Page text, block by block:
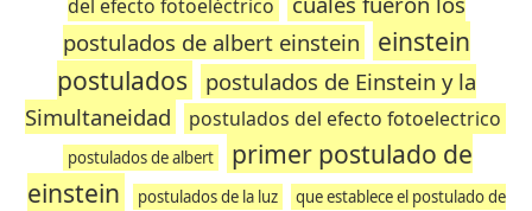
del efecto fotoeléctrico
postulados de albert einstein
einstein
postulados
postulados de Einstein y la
Simultaneidad
postulados del efecto fotoelectrico
postulados de albert
primer postulado de
einstein
postulados de la luz
que establece el postulado de